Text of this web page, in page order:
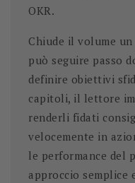
OKR.
Chiude il volume un
può seguire passo
definire obiettivi
capitoli, il lettore
renderli fidati
velocemente in
le performance del
approccio semplice